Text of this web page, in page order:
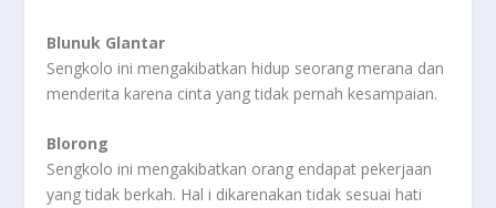
Blunuk Glantar
Sengkolo ini mengakibatkan hidup seorang merana dan
menderita karena cinta yang tidak pernah kesampaian.
Blorong
Sengkolo ini mengakibatkan orang endapat pekerjaan
yang tidak berkah. Hal i dikarenakan tidak sesuai hati